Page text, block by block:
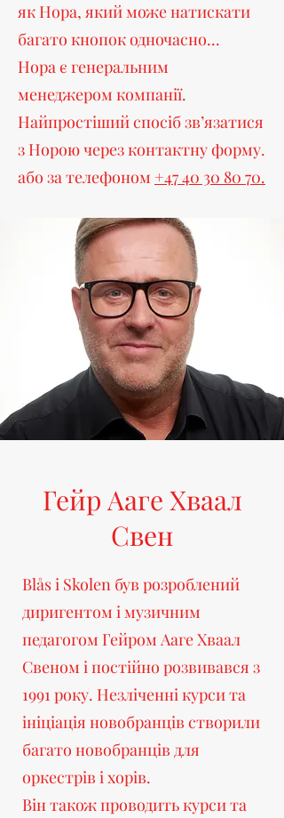
як Нора, який може натискати
багато кнопок одночасно...
Нора є генеральним
менеджером компанії.
Найпростіший спосіб зв’язатися
з Норою через контактну форму.
або за телефоном +47 40 30 80 70.
Гейр Ааге Хваал
Свен
Blås i Skolen був розроблений
диригентом і музичним
педагогом Гейром Ааге Хваал
Свеном і постійно розвивався з
1991 року. Незліченні курси та
ініціація новобранців створили
багато новобранців для
оркестрів і хорів.
Він також проводить курси та